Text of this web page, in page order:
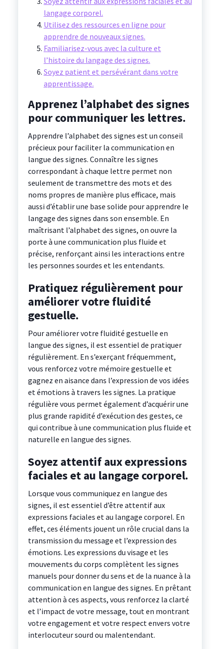
langage corporel.
Utilisez des ressources en ligne pour
apprendre de nouveaux signes.
Familiarisez-vous avec la culture et
l’histoire du langage des signes.
Soyez patient et persévérant dans votre
apprentissage.
Apprenez l’alphabet des signes
pour communiquer les lettres.
Apprendre l’alphabet des signes est un conseil
précieux pour faciliter la communication en
langue des signes. Connaître les signes
correspondant à chaque lettre permet non
seulement de transmettre des mots et des
noms propres de manière plus efficace, mais
aussi d’établir une base solide pour apprendre le
langage des signes dans son ensemble. En
maîtrisant l’alphabet des signes, on ouvre la
porte à une communication plus fluide et
précise, renforçant ainsi les interactions entre
les personnes sourdes et les entendants.
Pratiquez régulièrement pour
améliorer votre fluidité
gestuelle.
Pour améliorer votre fluidité gestuelle en
langue des signes, il est essentiel de pratiquer
régulièrement. En s’exerçant fréquemment,
vous renforcez votre mémoire gestuelle et
gagnez en aisance dans l’expression de vos idées
et émotions à travers les signes. La pratique
régulière vous permet également d’acquérir une
plus grande rapidité d’exécution des gestes, ce
qui contribue à une communication plus fluide et
naturelle en langue des signes.
Soyez attentif aux expressions
faciales et au langage corporel.
Lorsque vous communiquez en langue des
signes, il est essentiel d’être attentif aux
expressions faciales et au langage corporel. En
effet, ces éléments jouent un rôle crucial dans la
transmission du message et l’expression des
émotions. Les expressions du visage et les
mouvements du corps complètent les signes
manuels pour donner du sens et de la nuance à la
communication en langue des signes. En prêtant
attention à ces aspects, vous renforcez la clarté
et l’impact de votre message, tout en montrant
votre engagement et votre respect envers votre
interlocuteur sourd ou malentendant.